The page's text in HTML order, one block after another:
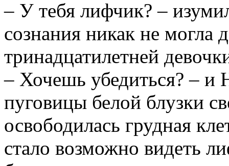
– У тебя лифчик? –
сознания никак не могла
тринадцатилетней
– Хочешь убедиться? – и
пуговицы белой блузки
освободилась грудная
стало возможно видеть